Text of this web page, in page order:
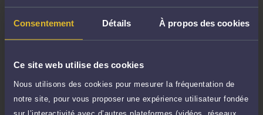
Consentement Détails À propos des cookies
Ce site web utilise des cookies
Nous utilisons des cookies pour mesurer la fréquentation de
notre site, pour vous proposer une expérience utilisateur fondée
sur l’interactivité avec d’autres plateformes (vidéos, réseaux
Consultation écrite
Etude de votre dossier + possibilité
360 €
TTC
Payer des honoraires ou une facture